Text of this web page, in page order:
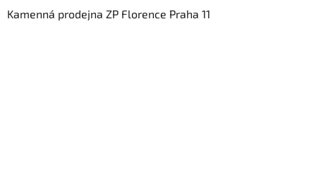
Kamenná prodejna ZP Florence Praha 11